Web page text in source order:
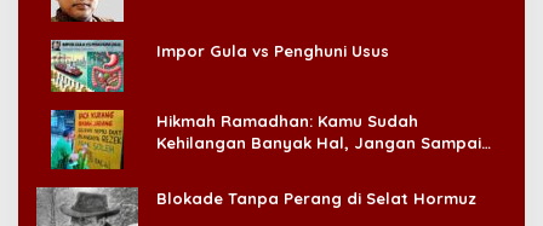
Impor Gula vs Penghuni Usus
Hikmah Ramadhan: Kamu Sudah
Kehilangan Banyak Hal, Jangan Sampai
Blokade Tanpa Perang di Selat Hormuz